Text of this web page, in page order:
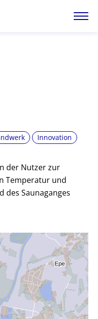
Innovation
der Nutzer zur
Temperatur und
des Saunaganges